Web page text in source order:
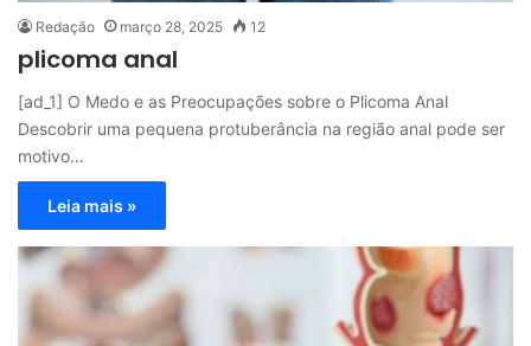
Redação março 28, 2025 12
plicoma anal
[ad_1] O Medo e as Preocupações sobre o Plicoma Anal
Descobrir uma pequena protuberância na região anal pode ser
motivo…
Leia mais »